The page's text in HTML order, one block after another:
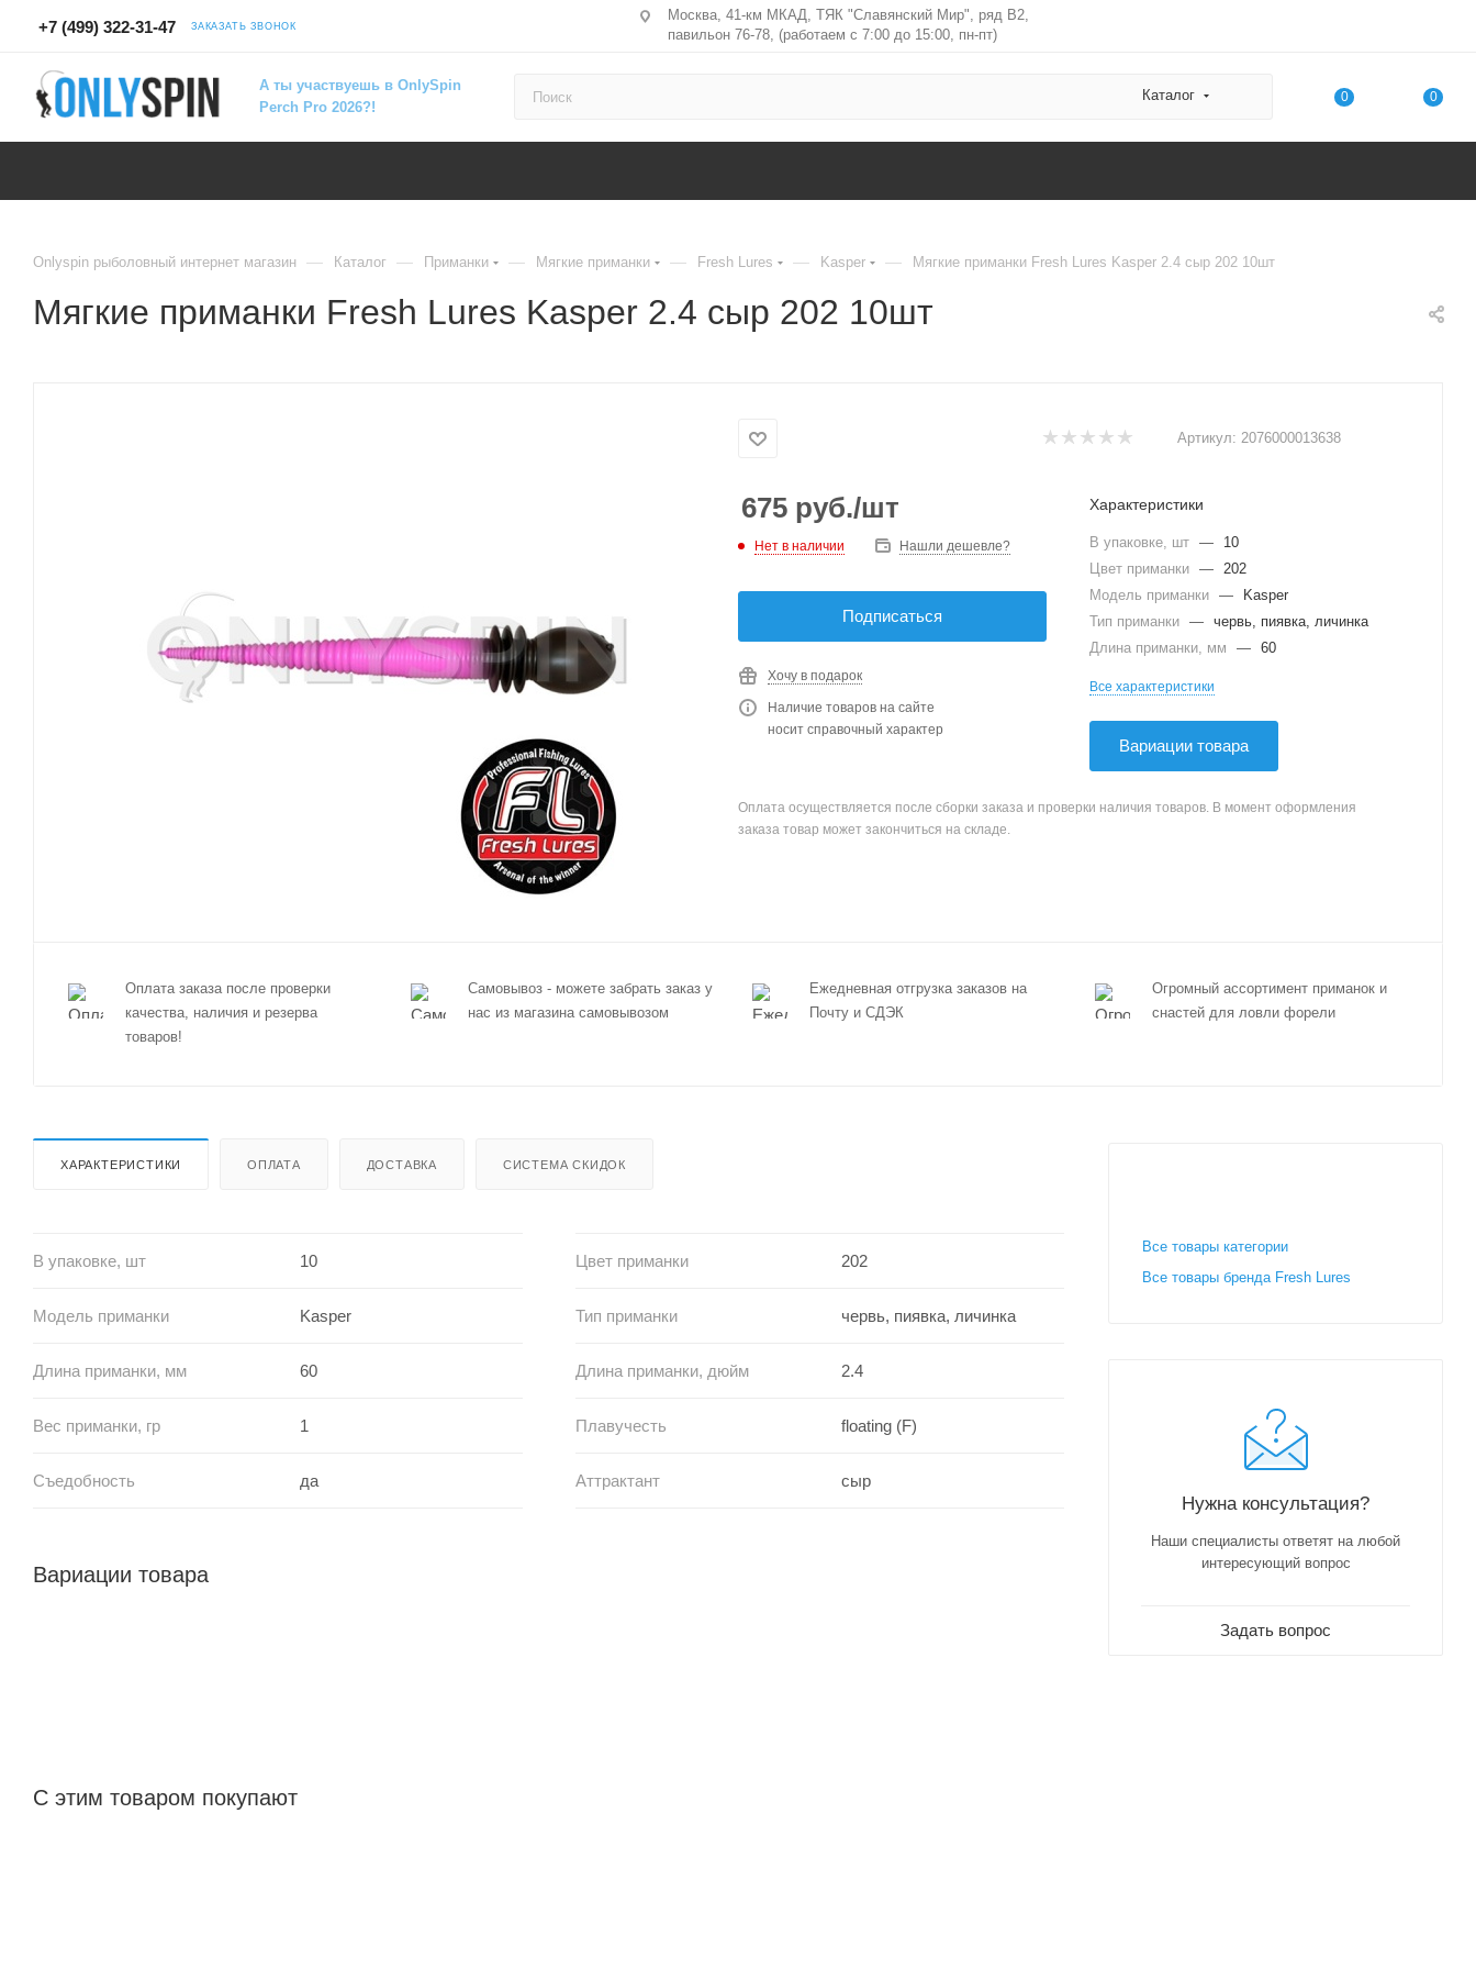
+7 (499) 322-31-47 ЗАКАЗАТЬ ЗВОНОК
Москва, 41-км МКАД, ТЯК "Славянский Мир", ряд В2,
павильон 76-78, (работаем с 7:00 до 15:00, пн-пт)
А ты участвуешь в OnlySpin
Perch Pro 2026?!
Каталог 0 0
Onlyspin рыболовный интернет магазин — Каталог — Приманки — Мягкие приманки — Fresh Lures — Kasper — Мягкие приманки Fresh Lures Kasper 2.4 сыр 202 10шт
Мягкие приманки Fresh Lures Kasper 2.4 сыр 202 10шт
Артикул: 2076000013638
675 руб./шт
Нет в наличии Нашли дешевле?
Подписаться
Хочу в подарок
Наличие товаров на сайте
носит справочный характер
Характеристики
В упаковке, шт —
10
Цвет приманки — 202
Модель приманки —
Kasper
Тип приманки — червь, пиявка, личинка
Длина приманки, мм
— 60
Все характеристики
Вариации товара
Оплата осуществляется после сборки заказа и проверки наличия товаров. В момент оформления
заказа товар может закончиться на складе.
Оплата заказа после проверки
качества, наличия и резерва
товаров!
Самовывоз - можете забрать заказ у
нас из магазина самовывозом
Ежедневная отгрузка заказов на
Почту и СДЭК
Огромный ассортимент приманок и
снастей для ловли форели
ХАРАКТЕРИСТИКИ ОПЛАТА ДОСТАВКА СИСТЕМА СКИДОК
В упаковке, шт 10 Цвет приманки 202
Модель приманки Kasper Тип приманки червь, пиявка, личинка
Длина приманки, мм 60 Длина приманки, дюйм 2.4
Вес приманки, гр 1 Плавучесть floating (F)
Съедобность да Аттрактант сыр
Вариации товара
С этим товаром покупают
Все товары категории
Все товары бренда Fresh Lures
Нужна консультация?
Наши специалисты ответят на любой
интересующий вопрос
Задать вопрос